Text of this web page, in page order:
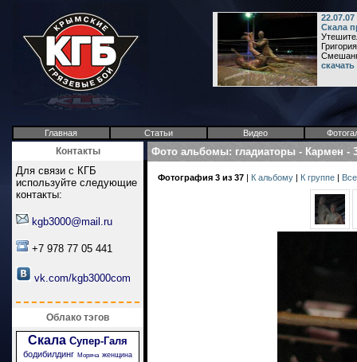
Скала
Главная Статьи Видео
Контакты
Для связи с КГБ
используйте следующие
контакты:
kgb3000@mail.ru
+7 978 77 05 441
vk.com/kgb3000com
Облако тэгов
Скала Супер-Галя
бодибилдинг Моряча женщина
Фото альбомы: гладиаторы - Кармен -
Фотография 3 из 37 | К альбому | К группе |